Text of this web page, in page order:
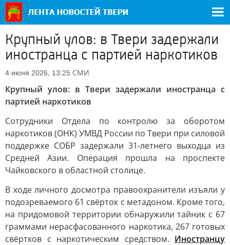
Крупный улов: в Твери задержали
иностранца с партией наркотиков
4 июня 2026, 13:25 СМИ
Крупный улов: в Твери задержали иностранца с
партией наркотиков
Сотрудники Отдела по контролю за оборотом
наркотиков (ОНК) УМВД России по Твери при силовой
поддержке СОБР задержали 31-летнего выходца из
Средней Азии. Операция прошла на проспекте
Чайковского в областной столице.
В ходе личного досмотра правоохранители изъяли у
подозреваемого 61 свёрток с метадоном. Кроме того,
на придомовой территории обнаружили тайник с 67
граммами нерасфасованного наркотика, 267 готовых
свёртков с наркотическим средством. Иностранцу